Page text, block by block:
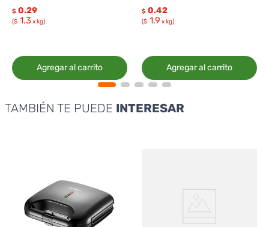
$ 0.29
($ 1.3x kg)
Agregar al carrito
$ 0.42
($ 1.9 x kg)
Agregar al carrito
TAMBIÉN TE PUEDE INTERESAR